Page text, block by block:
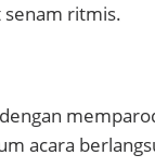
senam ritmis.
acara